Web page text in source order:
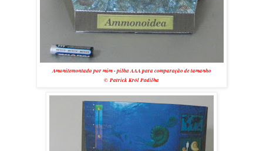
Amonitemontado por mim - pilha AAA para comparação de tamanho
© Patrick Król Padilha